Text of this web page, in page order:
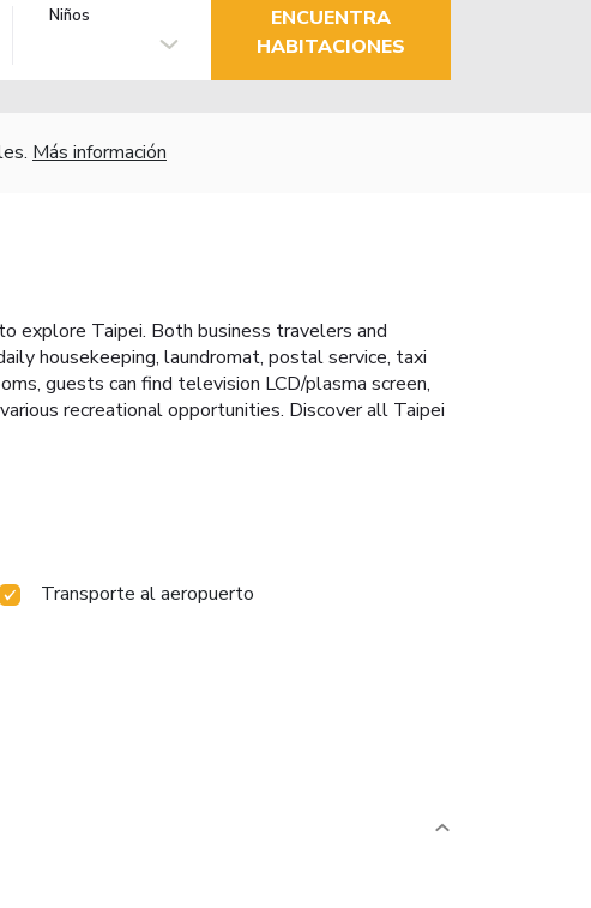
Niños
ENCUENTRA
HABITACIONES
Más información
explore Taipei. Both business travelers and
housekeeping, laundromat, postal service, taxi
guests can find television LCD/plasma screen,
recreational opportunities. Discover all Taipei
Transporte al aeropuerto